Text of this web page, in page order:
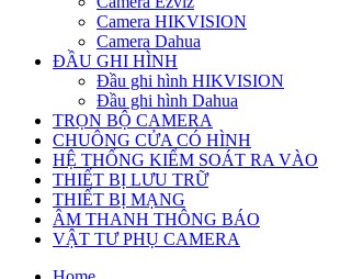
Camera HIKVISION
Camera Dahua
ĐẦU GHI HÌNH
Đầu ghi hình HIKVISION
Đầu ghi hình Dahua
TRỌN BỘ CAMERA
CHUÔNG CỬA CÓ HÌNH
HỆ THỐNG KIỂM SOÁT RA VÀO
THIẾT BỊ LƯU TRỮ
THIẾT BỊ MẠNG
ÂM THANH THÔNG BÁO
VẬT TƯ PHỤ CAMERA